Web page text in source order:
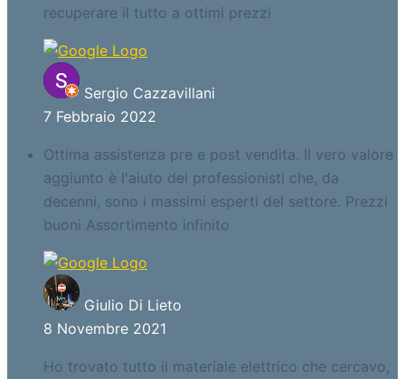
recuperare il tutto a ottimi prezzi
Sergio Cazzavillani
7 Febbraio 2022
Ottima assistenza pre e post vendita. Il vero valore
aggiunto è l'aiuto dei professionisti che, da
decenni, sono i massimi esperti del settore. Prezzi
buoni Assortimento infinito
Giulio Di Lieto
8 Novembre 2021
Ho trovato tutto il materiale elettrico che cercavo,